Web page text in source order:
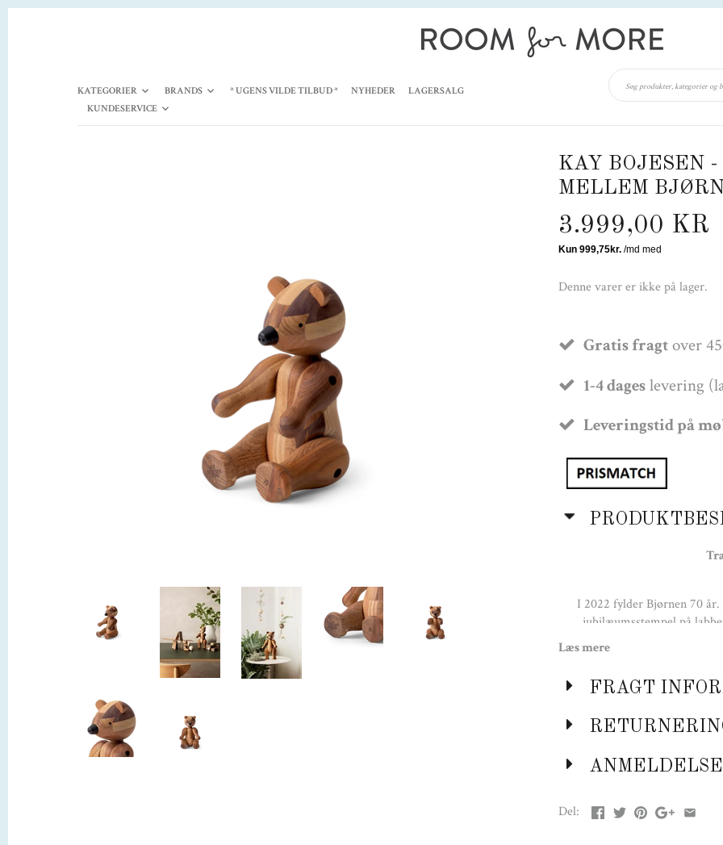
KATEGORIER BRANDS * UGENS VILDE TILBUD * NYHEDER
LAGERSALG
KUNDESERVICE
KAY BOJESEN
MELLEM BJØRN
3.999,00 KR
Denne varer er ikke på lager.
Gratis fragtover
1-4 dageslevering
Leveringstid på
I 2022 fylder Bjørnen 70
jubilæumsstempel på
originale design. Med sit
fremstillingsprocessen
træsorter, der er tilovers,
hvor den venlige Bjørn med
hjemme, indtil den var
Læs mere
FRAGT
Del: